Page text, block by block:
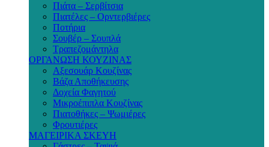
Πιάτα – Σερβίτσια
Πιατέλες – Ορντερβιέρες
Ποτήρια
Σουβέρ – Σουπλά
Τραπεζομάντηλα
ΟΡΓΑΝΩΣΗ ΚΟΥΖΙΝΑΣ
Αξεσουάρ Κουζίνας
Βάζα Αποθήκευσης
Δοχεία Φαγητού
Μικροέπιπλα Κουζίνας
Πιατοθήκες – Ψωμιέρες
Φρουτιέρες
ΜΑΓΕΙΡΙΚΑ ΣΚΕΥΗ